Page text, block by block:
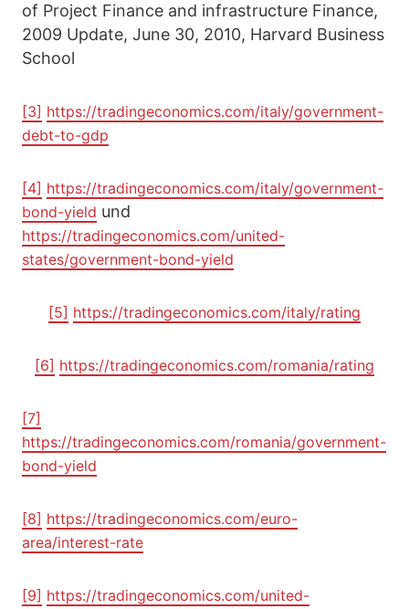
of Project Finance and infrastructure Finance,
2009 Update, June 30, 2010, Harvard Business
School
[3] https://tradingeconomics.com/italy/government-
debt-to-gdp
[4] https://tradingeconomics.com/italy/government-
bond-yield und
https://tradingeconomics.com/united-
states/government-bond-yield
[5] https://tradingeconomics.com/italy/rating
[6] https://tradingeconomics.com/romania/rating
[7]
https://tradingeconomics.com/romania/government-
bond-yield
[8] https://tradingeconomics.com/euro-
area/interest-rate
[9] https://tradingeconomics.com/united-